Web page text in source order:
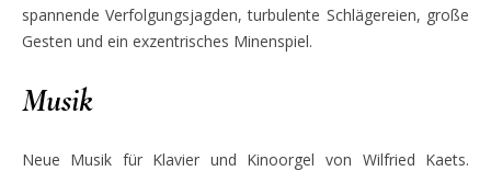
spannende Verfolgungsjagden, turbulente Schlägereien, große
Gesten und ein exzentrisches Minenspiel.
Musik
Neue Musik für Klavier und Kinoorgel von Wilfried Kaets.